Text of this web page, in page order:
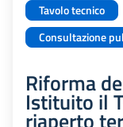
Tavolo tecnico
Consultazione
Riforma
Istituito il